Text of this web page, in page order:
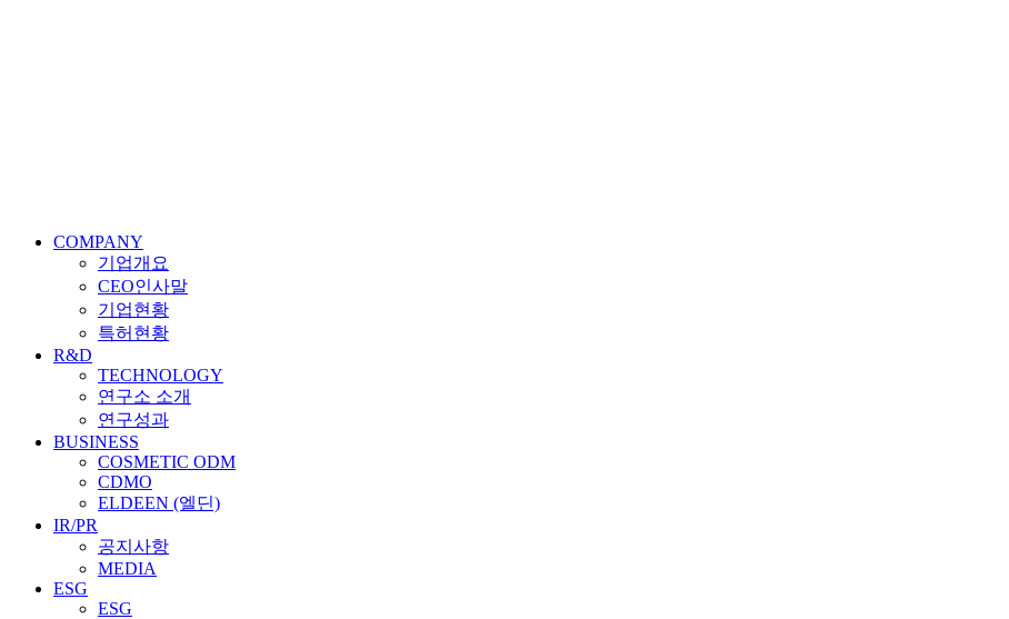
COMPANY
기업개요
CEO인사말
기업현황
특허현황
R&D
TECHNOLOGY
연구소 소개
연구성과
BUSINESS
COSMETIC ODM
CDMO
ELDEEN (엘딘)
IR/PR
공지사항
MEDIA
ESG
ESG